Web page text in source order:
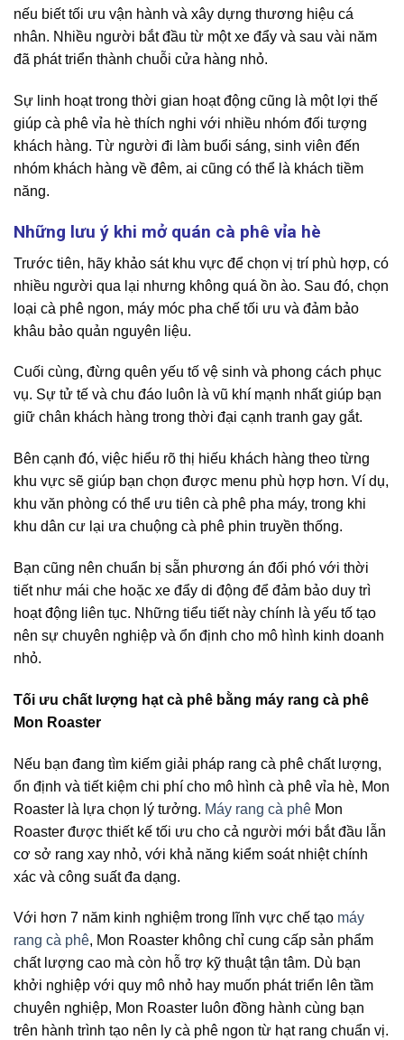
nếu biết tối ưu vận hành và xây dựng thương hiệu cá
nhân. Nhiều người bắt đầu từ một xe đẩy và sau vài năm
đã phát triển thành chuỗi cửa hàng nhỏ.
Sự linh hoạt trong thời gian hoạt động cũng là một lợi thế
giúp cà phê vỉa hè thích nghi với nhiều nhóm đối tượng
khách hàng. Từ người đi làm buổi sáng, sinh viên đến
nhóm khách hàng về đêm, ai cũng có thể là khách tiềm
năng.
Những lưu ý khi mở quán cà phê vỉa hè
Trước tiên, hãy khảo sát khu vực để chọn vị trí phù hợp, có
nhiều người qua lại nhưng không quá ồn ào. Sau đó, chọn
loại cà phê ngon, máy móc pha chế tối ưu và đảm bảo
khâu bảo quản nguyên liệu.
Cuối cùng, đừng quên yếu tố vệ sinh và phong cách phục
vụ. Sự tử tế và chu đáo luôn là vũ khí mạnh nhất giúp bạn
giữ chân khách hàng trong thời đại cạnh tranh gay gắt.
Bên cạnh đó, việc hiểu rõ thị hiếu khách hàng theo từng
khu vực sẽ giúp bạn chọn được menu phù hợp hơn. Ví dụ,
khu văn phòng có thể ưu tiên cà phê pha máy, trong khi
khu dân cư lại ưa chuộng cà phê phin truyền thống.
Bạn cũng nên chuẩn bị sẵn phương án đối phó với thời
tiết như mái che hoặc xe đẩy di động để đảm bảo duy trì
hoạt động liên tục. Những tiểu tiết này chính là yếu tố tạo
nên sự chuyên nghiệp và ổn định cho mô hình kinh doanh
nhỏ.
Tối ưu chất lượng hạt cà phê bằng máy rang cà phê
Mon Roaster
Nếu bạn đang tìm kiếm giải pháp rang cà phê chất lượng,
ổn định và tiết kiệm chi phí cho mô hình cà phê vỉa hè, Mon
Roaster là lựa chọn lý tưởng. Máy rang cà phê Mon
Roaster được thiết kế tối ưu cho cả người mới bắt đầu lẫn
cơ sở rang xay nhỏ, với khả năng kiểm soát nhiệt chính
xác và công suất đa dạng.
Với hơn 7 năm kinh nghiệm trong lĩnh vực chế tạo máy
rang cà phê, Mon Roaster không chỉ cung cấp sản phẩm
chất lượng cao mà còn hỗ trợ kỹ thuật tận tâm. Dù bạn
khởi nghiệp với quy mô nhỏ hay muốn phát triển lên tầm
chuyên nghiệp, Mon Roaster luôn đồng hành cùng bạn
trên hành trình tạo nên ly cà phê ngon từ hạt rang chuẩn vị.